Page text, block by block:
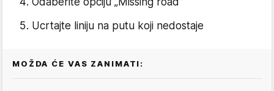
Ucrtajte liniju na putu koji nedostaje
MOŽDA ĆE VAS ZANIMATI: